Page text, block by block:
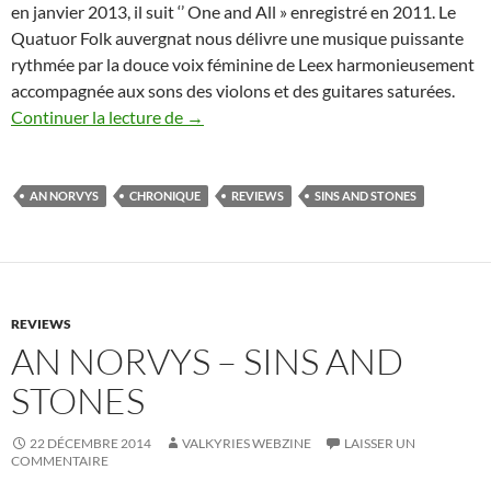
en janvier 2013, il suit ‘’ One and All » enregistré en 2011. Le
Quatuor Folk auvergnat nous délivre une musique puissante
rythmée par la douce voix féminine de Leex harmonieusement
accompagnée aux sons des violons et des guitares saturées.
Continuer la lecture de An Norvys – Sins and Stones
→
AN NORVYS CHRONIQUE REVIEWS SINS AND STONES
REVIEWS
AN NORVYS – SINS AND
STONES
22 DÉCEMBRE 2014 VALKYRIES WEBZINE
LAISSER UN
COMMENTAIRE